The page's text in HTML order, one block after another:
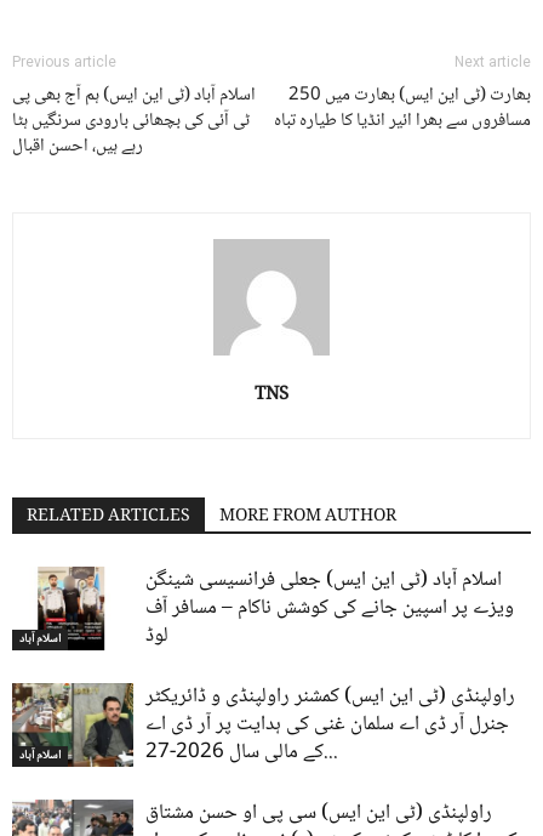
Previous article
اسلام آباد (ٹی این ایس) ہم آج بھی پی
ٹی آئی کی بچھائی بارودی سرنگیں ہٹا
رہے ہیں، احسن اقبال
Next article
بھارت (ٹی این ایس) بھارت میں 250
مسافروں سے بھرا ائیر انڈیا کا طیارہ تباہ
TNS
RELATED ARTICLES MORE FROM AUTHOR
اسلام آباد
اسلام آباد (ٹی این ایس) جعلی فرانسیسی شینگن
ویزے پر اسپین جانے کی کوشش ناکام – مسافر آف
لوڈ
اسلام آباد
راولپنڈی (ٹی این ایس) کمشنر راولپنڈی و ڈائریکٹر
جنرل آر ڈی اے سلمان غنی کی ہدایت پر آر ڈی اے
کے مالی سال 2026-27...
راولپنڈی (ٹی این ایس) سی پی او حسن مشتاق